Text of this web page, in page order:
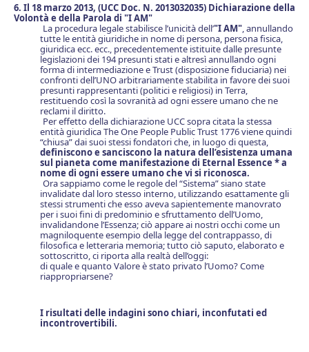
6. Il 18 marzo 2013, (UCC Doc. N. 2013032035) Dichiarazione della
Volontà e della Parola di "I AM"
La procedura legale stabilisce l’unicità dell’"I AM", annullando
tutte le entità giuridiche in nome di persona, persona fisica,
giuridica ecc. ecc., precedentemente istituite dalle presunte
legislazioni dei 194 presunti stati e altresì annullando ogni
forma di intermediazione e Trust (disposizione fiduciaria) nei
confronti dell’UNO arbitrariamente stabilita in favore dei suoi
presunti rappresentanti (politici e religiosi) in Terra,
restituendo così la sovranità ad ogni essere umano che ne
reclami il diritto.
Per effetto della dichiarazione UCC sopra citata la stessa
entità giuridica The One People Public Trust 1776 viene quindi
“chiusa” dai suoi stessi fondatori che, in luogo di questa,
definiscono e sanciscono la natura dell’esistenza umana
sul pianeta come manifestazione di Eternal Essence *a
nome di ogni essere umano che vi si riconosca.
Ora sappiamo come le regole del “Sistema” siano state
invalidate dal loro stesso interno, utilizzando esattamente gli
stessi strumenti che esso aveva sapientemente manovrato
per i suoi fini di predominio e sfruttamento dell’Uomo,
invalidandone l’Essenza; ciò appare ai nostri occhi come un
magniloquente esempio della legge del contrappasso, di
filosofica e letteraria memoria; tutto ciò saputo, elaborato e
sottoscritto, ci riporta alla realtà dell’oggi:
di quale e quanto Valore è stato privato l’Uomo? Come
riappropriarsene?
I risultati delle indagini sono chiari, inconfutati ed
incontrovertibili.